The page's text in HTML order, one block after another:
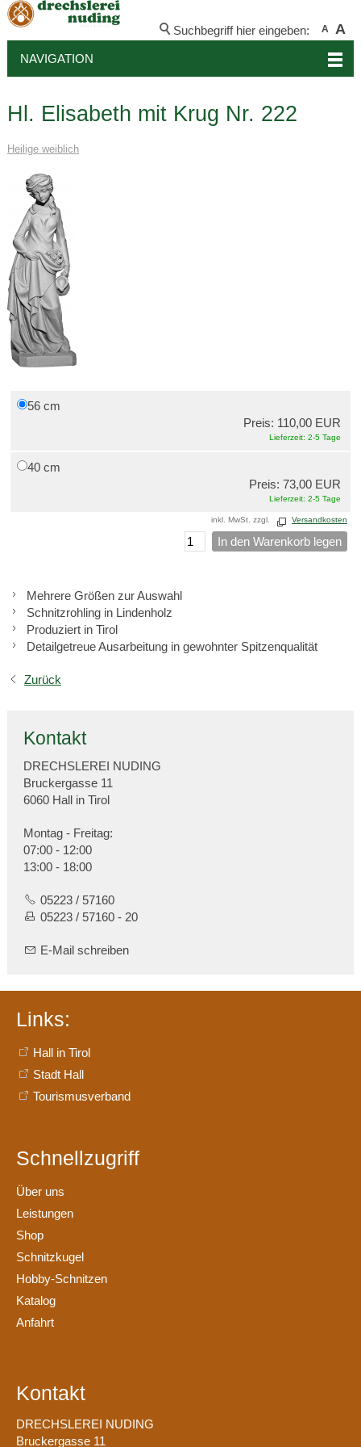
A A
Suchbegriff hier eingeben:
NAVIGATION
Hl. Elisabeth mit Krug Nr. 222
Heilige weiblich
56 cm
Preis: 110,00 EUR
Lieferzeit: 2-5 Tage
40 cm
Preis: 73,00 EUR
Lieferzeit: 2-5 Tage
inkl. MwSt. zzgl. Versandkosten
In den Warenkorb legen
Mehrere Größen zur Auswahl
Schnitzrohling in Lindenholz
Produziert in Tirol
Detailgetreue Ausarbeitung in gewohnter Spitzenqualität
Zurück
Kontakt
DRECHSLEREI NUDING
Bruckergasse 11
6060 Hall in Tirol
Montag - Freitag:
07:00 - 12:00
13:00 - 18:00
05223 / 57160
05223 / 57160 - 20
E-Mail schreiben
Links:
Hall in Tirol
Stadt Hall
Tourismusverband
Schnellzugriff
Über uns
Leistungen
Shop
Schnitzkugel
Hobby-Schnitzen
Katalog
Anfahrt
Kontakt
DRECHSLEREI NUDING
Bruckergasse 11